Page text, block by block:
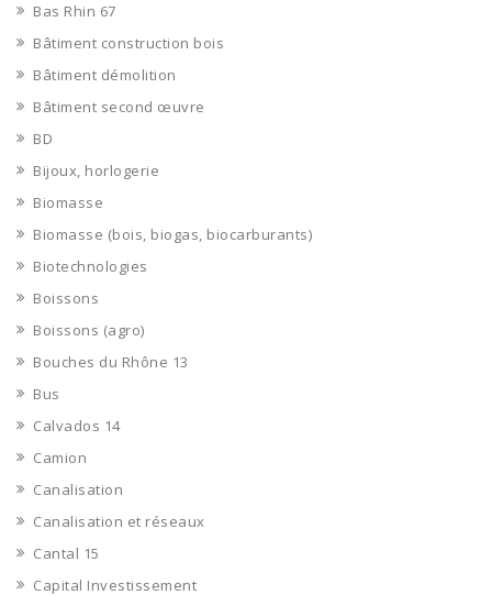
Bas Rhin 67
Bâtiment construction bois
Bâtiment démolition
Bâtiment second œuvre
BD
Bijoux, horlogerie
Biomasse
Biomasse (bois, biogas, biocarburants)
Biotechnologies
Boissons
Boissons (agro)
Bouches du Rhône 13
Bus
Calvados 14
Camion
Canalisation
Canalisation et réseaux
Cantal 15
Capital Investissement